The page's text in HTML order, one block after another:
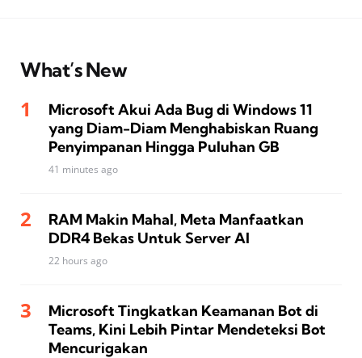
What’s New
Microsoft Akui Ada Bug di Windows 11
yang Diam-Diam Menghabiskan Ruang
Penyimpanan Hingga Puluhan GB
41 minutes ago
RAM Makin Mahal, Meta Manfaatkan
DDR4 Bekas Untuk Server AI
22 hours ago
Microsoft Tingkatkan Keamanan Bot di
Teams, Kini Lebih Pintar Mendeteksi Bot
Mencurigakan